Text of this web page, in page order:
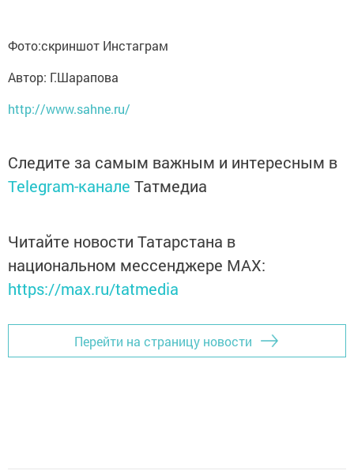
Фото:скриншот Инстаграм
Автор: Г.Шарапова
http://www.sahne.ru/
Следите за самым важным и интересным в
Telegram-канале Татмедиа
Читайте новости Татарстана в
национальном мессенджере MАХ:
https://max.ru/tatmedia
Перейти на страницу новости